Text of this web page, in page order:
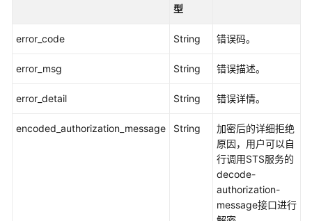
证
管
面
型
error_code String 错误码。
error_msg String 错误描述。
error_detail String 错误详情。
encoded_authorization_message String
加密后的详细拒绝
原因，用户可以自
行调用STS服务的
decode-
authorization-
message接口进行